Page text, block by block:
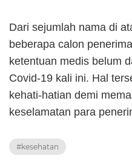
Dari sejumlah nama di
beberapa calon
ketentuan medis belum
Covid-19 kali ini. Hal
kehati-hatian demi
keselamatan para
#kesehatan